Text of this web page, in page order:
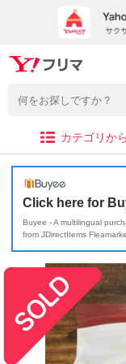
カテゴリか
Click here for
Buyee - A multilingual
from JDirectItems